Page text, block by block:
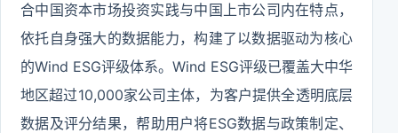
合中国资本市场投资实践与中国上市公司内在特点，
依托自身强大的数据能力，构建了以数据驱动为核心
的Wind ESG评级体系。Wind ESG评级已覆盖大中华
地区超过10,000家公司主体，为客户提供全透明底层
数据及评分结果，帮助用户将ESG数据与政策制定、